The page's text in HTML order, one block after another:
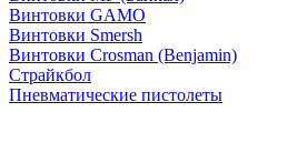
Винтовки GAMO
Винтовки Smersh
Винтовки Crosman (Benjamin)
Страйкбол
Пневматические пистолеты